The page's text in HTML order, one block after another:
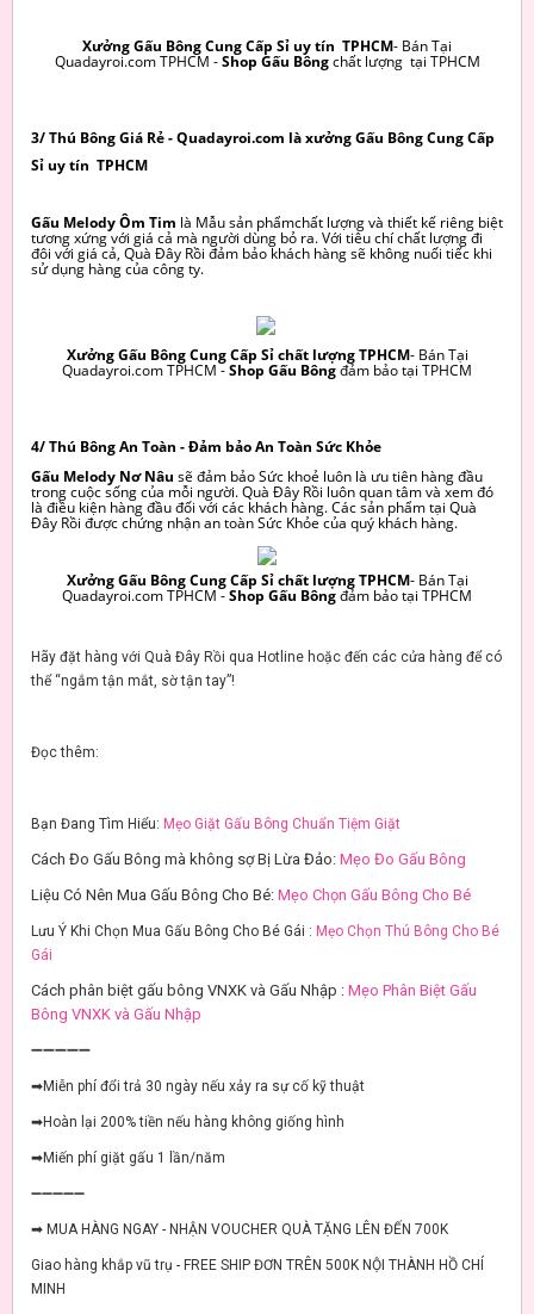
Xưởng Gấu Bông Cung Cấp Sỉ uy tín TPHCM- Bán Tại
Quadayroi.com TPHCM -Shop Gấu Bôngchất lượng tại TPHCM
3/ Thú Bông Giá Rẻ - Quadayroi.com là xưởng Gấu Bông Cung Cấp
Sỉ uy tín TPHCM
Gấu Melody Ôm Tim là Mẫu sản phẩmchất lượng và thiết kế riêng biệt
tương xứng với giá cả mà người dùng bỏ ra. Với tiêu chí chất lượng đi
đôi với giá cả, Quà Đây Rồi đảm bảo khách hàng sẽ không nuối tiếc khi
sử dụng hàng của công ty.
Xưởng Gấu Bông Cung Cấp Sỉ chất lượng TPHCM- Bán Tại
Quadayroi.com TPHCM -Shop Gấu Bôngđảm bảo tại TPHCM
4/ Thú Bông An Toàn - Đảm bảo An Toàn Sức Khỏe
Gấu Melody Nơ Nâu sẽ đảm bảo Sức khoẻ luôn là ưu tiên hàng đầu
trong cuộc sống của mỗi người. Quà Đây Rồi luôn quan tâm và xem đó
là điều kiện hàng đầu đối với các khách hàng. Các sản phẩm tại Quà
Đây Rồi được chứng nhận an toàn Sức Khỏe của quý khách hàng.
Xưởng Gấu Bông Cung Cấp Sỉ chất lượng TPHCM- Bán Tại
Quadayroi.com TPHCM -Shop Gấu Bôngđảm bảo tại TPHCM
Hãy đặt hàng với Quà Đây Rồi qua Hotline hoặc đến các cửa hàng để có
thể “ngắm tận mắt, sờ tận tay”!
Đọc thêm:
Bạn Đang Tìm Hiểu: Mẹo Giặt Gấu Bông Chuẩn Tiệm Giặt
Cách Đo Gấu Bông mà không sợ Bị Lừa Đảo: Mẹo Đo Gấu Bông
Liệu Có Nên Mua Gấu Bông Cho Bé: Mẹo Chọn Gấu Bông Cho Bé
Lưu Ý Khi Chọn Mua Gấu Bông Cho Bé Gái : Mẹo Chọn Thú Bông Cho Bé
Gái
Cách phân biệt gấu bông VNXK và Gấu Nhập : Mẹo Phân Biệt Gấu
Bông VNXK và Gấu Nhập
➖➖➖➖➖
➡Miễn phí đổi trả 30 ngày nếu xảy ra sự cố kỹ thuật
➡Hoàn lại 200% tiền nếu hàng không giống hình
➡Miến phí giặt gấu 1 lần/năm
➖➖➖➖➖
➡ MUA HÀNG NGAY - NHẬN VOUCHER QUÀ TẶNG LÊN ĐẾN 700K
Giao hàng khắp vũ trụ - FREE SHIP ĐƠN TRÊN 500K NỘI THÀNH HỒ CHÍ
MINH